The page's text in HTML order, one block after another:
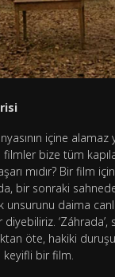
içine alamaz
bize tüm
mıdır? Bir film
bir sonraki
unsurunu daima
diyebiliriz.
öte, hakiki
bir film.